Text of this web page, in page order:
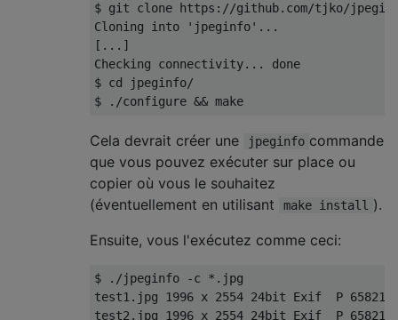
$ git clone https://github.com/tjko/
Cloning into 'jpeginfo'...
[...]
Checking connectivity... done
$ cd jpeginfo/
Cela devrait créer une jpeginfo commande
que vous pouvez exécuter sur place ou
copier où vous le souhaitez
(éventuellement en utilisant
make install ).
Ensuite, vous l'exécutez comme ceci:
$ ./jpeginfo -c *.jpg
test1.jpg 1996 x 2554 24bit Exif  P
test2.jpg 1996 x 2554 24bit Exif  P